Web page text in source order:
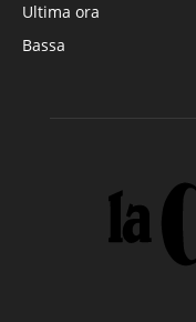
Ultima ora
Bassa